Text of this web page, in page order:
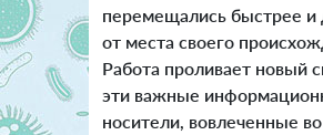
перемещались быстрее и
от места своего
Работа проливает новый
эти важные
носители, вовлеченные